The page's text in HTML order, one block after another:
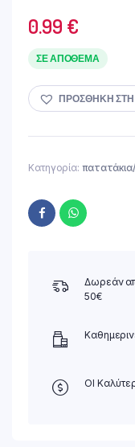
0.99 €
ΣΕ ΑΠΌΘΕΜΑ
ΠΡΟΣΘΉΚΗ ΣΤΗ
Κατηγορία:
Δωρεάν
50€
ΟΙ